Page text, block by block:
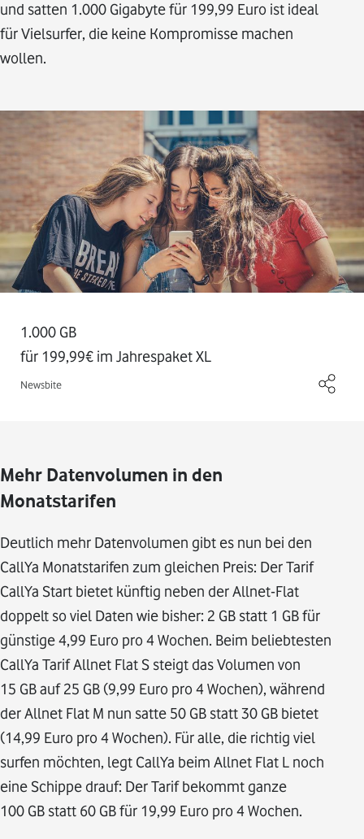
und satten 1.000 Gigabyte für 199,99 Euro ist ideal
für Vielsurfer, die keine Kompromisse machen
wollen.
1.000 GB
für 199,99€ im Jahrespaket XL
Newsbite
Mehr Datenvolumen in den
Monatstarifen
Deutlich mehr Datenvolumen gibt es nun bei den
CallYa Monatstarifen zum gleichen Preis: Der Tarif
CallYa Start bietet künftig neben der Allnet-Flat
doppelt so viel Daten wie bisher: 2 GB statt 1 GB für
günstige 4,99 Euro pro 4 Wochen. Beim beliebtesten
CallYa Tarif Allnet Flat S steigt das Volumen von
15 GB auf 25 GB (9,99 Euro pro 4 Wochen), während
der Allnet Flat M nun satte 50 GB statt 30 GB bietet
(14,99 Euro pro 4 Wochen). Für alle, die richtig viel
surfen möchten, legt CallYa beim Allnet Flat L noch
eine Schippe drauf: Der Tarif bekommt ganze
100 GB statt 60 GB für 19,99 Euro pro 4 Wochen.